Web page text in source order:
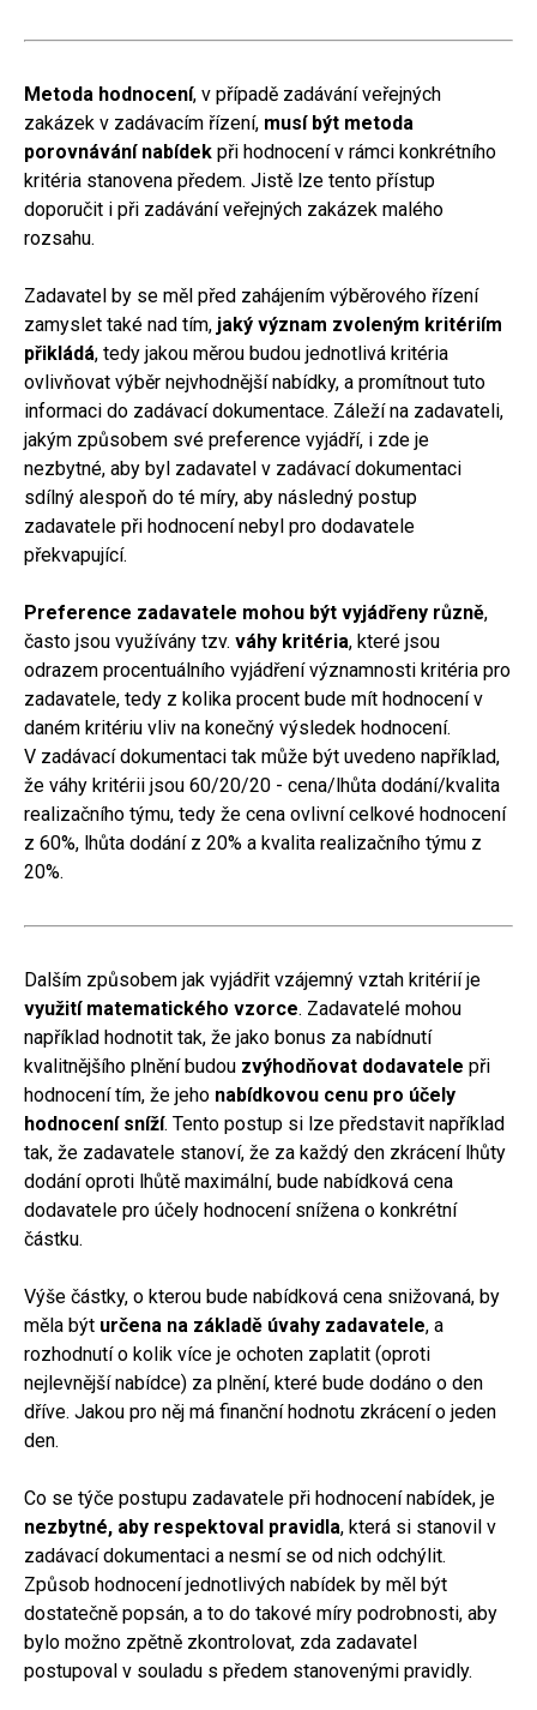
Metoda hodnocení, v případě zadávání veřejných
zakázek v zadávacím řízení, musí být metoda
porovnávání nabídek při hodnocení v rámci konkrétního
kritéria stanovena předem. Jistě lze tento přístup
doporučit i při zadávání veřejných zakázek malého
rozsahu.
Zadavatel by se měl před zahájením výběrového řízení
zamyslet také nad tím, jaký význam zvoleným kritériím
přikládá, tedy jakou měrou budou jednotlivá kritéria
ovlivňovat výběr nejvhodnější nabídky, a promítnout tuto
informaci do zadávací dokumentace. Záleží na zadavateli,
jakým způsobem své preference vyjádří, i zde je
nezbytné, aby byl zadavatel v zadávací dokumentaci
sdílný alespoň do té míry, aby následný postup
zadavatele při hodnocení nebyl pro dodavatele
překvapující.
Preference zadavatele mohou být vyjádřeny různě,
často jsou využívány tzv. váhy kritéria, které jsou
odrazem procentuálního vyjádření významnosti kritéria pro
zadavatele, tedy z kolika procent bude mít hodnocení v
daném kritériu vliv na konečný výsledek hodnocení.
V zadávací dokumentaci tak může být uvedeno například,
že váhy kritérii jsou 60/20/20 - cena/lhůta dodání/kvalita
realizačního týmu, tedy že cena ovlivní celkové hodnocení
z 60%, lhůta dodání z 20% a kvalita realizačního týmu z
20%.
Dalším způsobem jak vyjádřit vzájemný vztah kritérií je
využití matematického vzorce. Zadavatelé mohou
například hodnotit tak, že jako bonus za nabídnutí
kvalitnějšího plnění budou zvýhodňovat dodavatele při
hodnocení tím, že jeho nabídkovou cenu pro účely
hodnocení sníží. Tento postup si lze představit například
tak, že zadavatele stanoví, že za každý den zkrácení lhůty
dodání oproti lhůtě maximální, bude nabídková cena
dodavatele pro účely hodnocení snížena o konkrétní
částku.
Výše částky, o kterou bude nabídková cena snižovaná, by
měla být určena na základě úvahy zadavatele, a
rozhodnutí o kolik více je ochoten zaplatit (oproti
nejlevnější nabídce) za plnění, které bude dodáno o den
dříve. Jakou pro něj má finanční hodnotu zkrácení o jeden
den.
Co se týče postupu zadavatele při hodnocení nabídek, je
nezbytné, aby respektoval pravidla, která si stanovil v
zadávací dokumentaci a nesmí se od nich odchýlit.
Způsob hodnocení jednotlivých nabídek by měl být
dostatečně popsán, a to do takové míry podrobnosti, aby
bylo možno zpětně zkontrolovat, zda zadavatel
postupoval v souladu s předem stanovenými pravidly.